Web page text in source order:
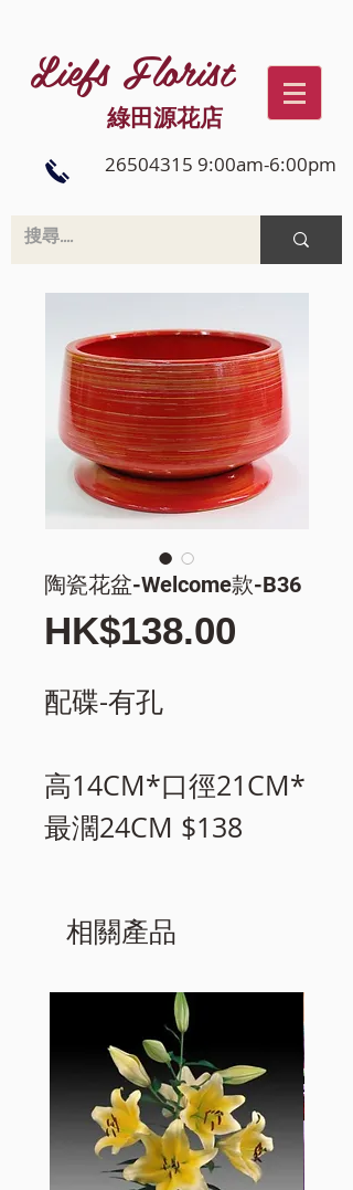
Liefs Florist
綠田源花店
26504315 9:00am-6:00pm
陶瓷花盆-Welcome款-B36
HK$138.00
配碟-有孔
高14CM*口徑21CM*
最濶24CM $138
相關產品